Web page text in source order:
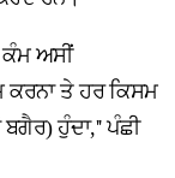
ਕੰਮ ਅਸੀਂ
ਤੇ ਹਰ ਕਿਸਮ
ਹੁੰਦਾ,'' ਪੰਛੀ